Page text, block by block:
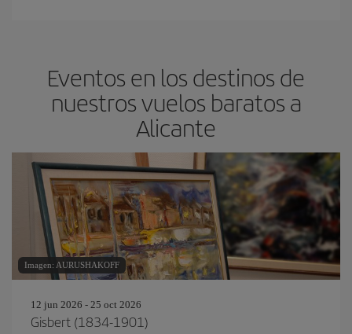
Eventos en los destinos de
nuestros vuelos baratos a
Alicante
Imagen: AURUSHAKOFF
12 jun 2026 - 25 oct 2026
Gisbert (1834-1901)